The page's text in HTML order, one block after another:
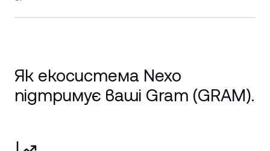
Як екосистема Nexo
підтримує ваші Gram (GRAM).